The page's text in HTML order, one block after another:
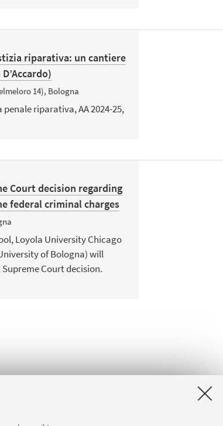
riparativa: un cantiere
14), Bologna
riparativa, AA 2024-25,
Court decision regarding
federal criminal charges
Loyola University Chicago
of Bologna) will
Court decision.